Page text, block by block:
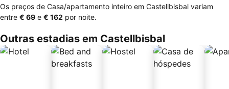
Os preços de Casa/apartamento inteiro em Castellbisbal variam
entre ‎€ 69 e ‎€ 162 por noite.
Outras estadias em Castellbisbal